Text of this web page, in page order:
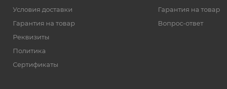
Условия доставки
Гарантия на товар
Реквизиты
Политика
Сертификаты
Гарантия на товар
Вопрос-ответ